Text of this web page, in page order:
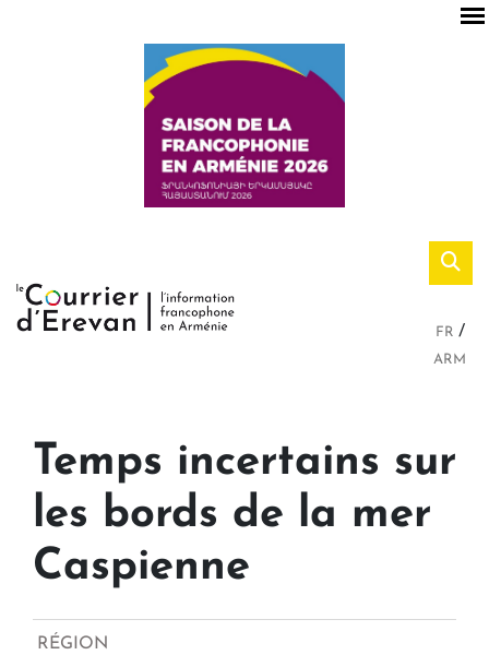
FR
ARM
Temps incertains sur
les bords de la mer
Caspienne
RÉGION